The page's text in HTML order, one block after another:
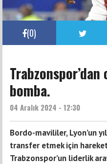
(0)
bomba.
04 Aralık 2024 - 12:30
Bordo-mavililer, Lyon’un
transfer etmek için
Trabzonspor’un liderlik